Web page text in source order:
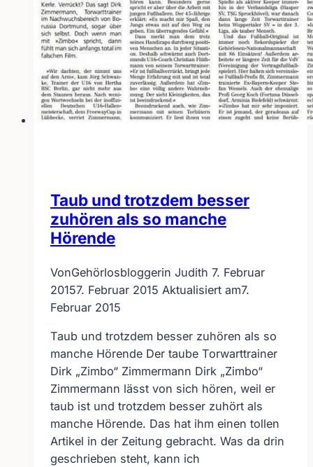
Taub und trotzdem besser
zuhören als so manche
Hörende
VonGehörlosbloggerin Judith 7. Februar
20157. Februar 2015 Aktualisiert am7.
Februar 2015
Taub und trotzdem besser zuhören als so
manche Hörende Der taube Torwarttrainer
Dirk „Zimbo“ Zimmermann Dirk „Zimbo“
Zimmermann lässt von sich hören, weil er
taub ist und trotzdem besser zuhört als
manche Hörende. Das hat ihm einen tollen
Artikel in der Zeitung gebracht. Was da drin
geschrieben steht, kann ich